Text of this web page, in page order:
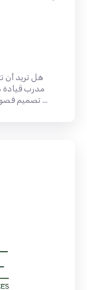
هل تريد أن
مدرب
تصميم فصولي خصيصًا لك: فنحن نصطحبك ونوصلك إلى ...